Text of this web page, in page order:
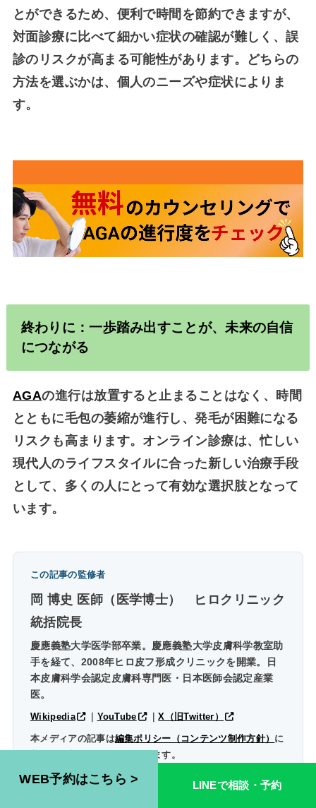
とができるため、便利で時間を節約できますが、
対面診療に比べて細かい症状の確認が難しく、誤
診のリスクが高まる可能性があります。どちらの
方法を選ぶかは、個人のニーズや症状によりま
す。
終わりに：一歩踏み出すことが、未来の自信
につながる
AGAの進行は放置すると止まることはなく、時間
とともに毛包の萎縮が進行し、発毛が困難になる
リスクも高まります。オンライン診療は、忙しい
現代人のライフスタイルに合った新しい治療手段
として、多くの人にとって有効な選択肢となって
います。
この記事の監修者
岡 博史 医師（医学博士）
ヒロクリニック
統括院長
慶應義塾大学医学部卒業。慶應義塾大学皮膚科学教室助
手を経て、2008年ヒロ皮フ形成クリニックを開業。日
本皮膚科学会認定皮膚科専門医・日本医師会認定産業
医。
Wikipedia YouTube ｜X（旧Twitter）
本メディアの記事は編集ポリシー（コンテンツ制作方針） に
基づいて制作・監修されています。
WEB予約はこちら > LINEで相談・予約